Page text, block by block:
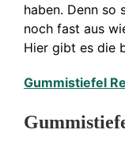
haben. Denn so
noch fast aus
Hier gibt es die
Gummistiefel